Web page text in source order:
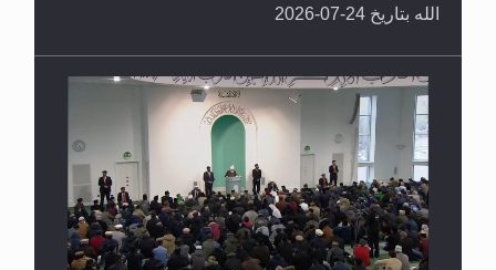
الله بتاريخ 24-07-2026